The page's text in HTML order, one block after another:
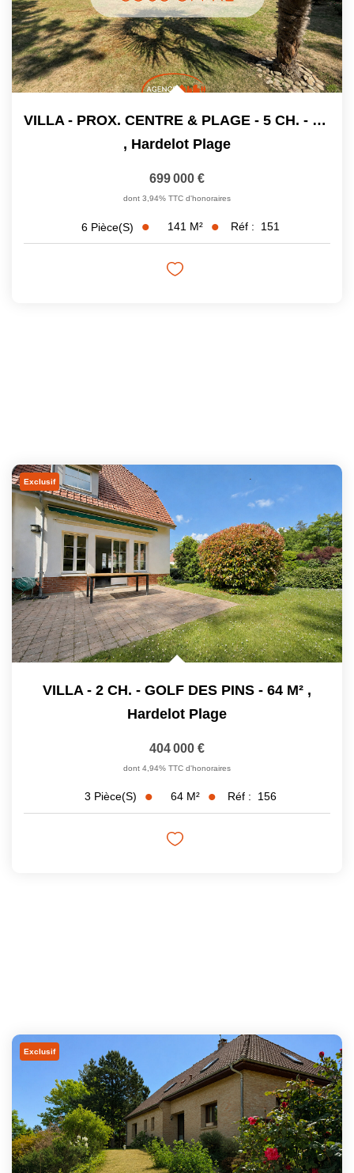
VILLA - PROX. CENTRE & PLAGE - 5 CH. - 141 M²
, Hardelot Plage
699 000 €
dont 3,94% TTC d'honoraires
6 Pièce(s) 141 M² Réf : 151
Exclusif
VILLA - 2 CH. - GOLF DES PINS - 64 M² ,
Hardelot Plage
404 000 €
dont 4,94% TTC d'honoraires
3 Pièce(s) 64 M² Réf : 156
Exclusif